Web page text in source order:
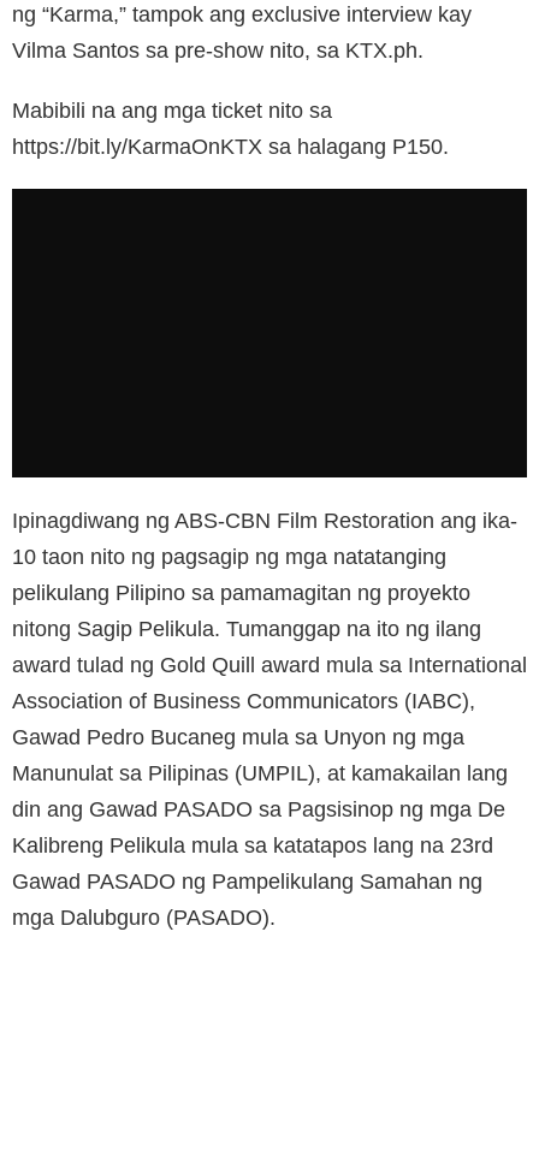
ng “Karma,” tampok ang exclusive interview kay
Vilma Santos sa pre-show nito, sa KTX.ph.
Mabibili na ang mga ticket nito sa
https://bit.ly/KarmaOnKTX sa halagang P150.
Ipinagdiwang ng ABS-CBN Film Restoration ang ika-
10 taon nito ng pagsagip ng mga natatanging
pelikulang Pilipino sa pamamagitan ng proyekto
nitong Sagip Pelikula. Tumanggap na ito ng ilang
award tulad ng Gold Quill award mula sa International
Association of Business Communicators (IABC),
Gawad Pedro Bucaneg mula sa Unyon ng mga
Manunulat sa Pilipinas (UMPIL), at kamakailan lang
din ang Gawad PASADO sa Pagsisinop ng mga De
Kalibreng Pelikula mula sa katatapos lang na 23rd
Gawad PASADO ng Pampelikulang Samahan ng
mga Dalubguro (PASADO).